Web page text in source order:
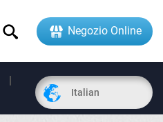
Negozio Online
Italian